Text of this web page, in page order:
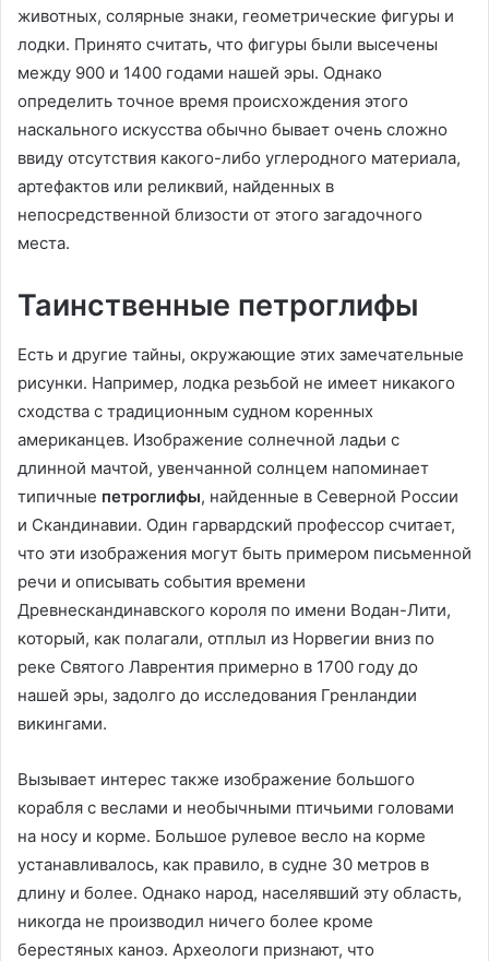
животных, солярные знаки, геометрические фигуры и
лодки. Принято считать, что фигуры были высечены
между 900 и 1400 годами нашей эры. Однако
определить точное время происхождения этого
наскального искусства обычно бывает очень сложно
ввиду отсутствия какого-либо углеродного материала,
артефактов или реликвий, найденных в
непосредственной близости от этого загадочного
места.
Таинственные петроглифы
Есть и другие тайны, окружающие этих замечательные
рисунки. Например, лодка резьбой не имеет никакого
сходства с традиционным судном коренных
американцев. Изображение солнечной ладьи с
длинной мачтой, увенчанной солнцем напоминает
типичные петроглифы, найденные в Северной России
и Скандинавии. Один гарвардский профессор считает,
что эти изображения могут быть примером письменной
речи и описывать события времени
Древнескандинавского короля по имени Водан-Лити,
который, как полагали, отплыл из Норвегии вниз по
реке Святого Лаврентия примерно в 1700 году до
нашей эры, задолго до исследования Гренландии
викингами.
Вызывает интерес также изображение большого
корабля с веслами и необычными птичьими головами
на носу и корме. Большое рулевое весло на корме
устанавливалось, как правило, в судне 30 метров в
длину и более. Однако народ, населявший эту область,
никогда не производил ничего более кроме
берестяных каноэ. Археологи признают, что